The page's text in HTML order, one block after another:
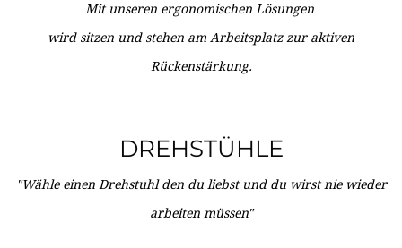
Mit unseren ergonomischen Lösungen
wird sitzen und stehen am Arbeitsplatz zur aktiven
Rückenstärkung.
DREHSTÜHLE
"Wähle einen Drehstuhl den du liebst und du wirst nie wieder
arbeiten müssen"